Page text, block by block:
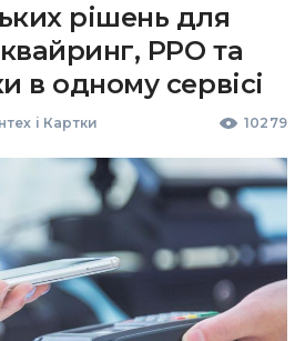
рішень для
РРО та
в одному сервісі
і Картки 10279